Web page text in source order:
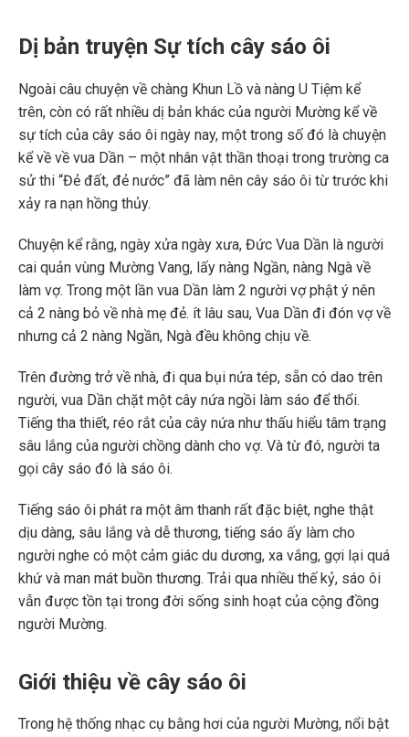
Dị bản truyện Sự tích cây sáo ôi
Ngoài câu chuyện về chàng Khun Lồ và nàng U Tiệm kể
trên, còn có rất nhiều dị bản khác của người Mường kể về
sự tích của cây sáo ôi ngày nay, một trong số đó là chuyện
kể về về vua Dần – một nhân vật thần thoại trong trường ca
sử thi “Đẻ đất, đẻ nước” đã làm nên cây sáo ôi từ trước khi
xảy ra nạn hồng thủy.
Chuyện kể rằng, ngày xửa ngày xưa, Đức Vua Dần là người
cai quản vùng Mường Vang, lấy nàng Ngần, nàng Ngà về
làm vợ. Trong một lần vua Dần làm 2 người vợ phật ý nên
cả 2 nàng bỏ về nhà mẹ đẻ. ít lâu sau, Vua Dần đi đón vợ về
nhưng cả 2 nàng Ngần, Ngà đều không chịu về.
Trên đường trở về nhà, đi qua bụi nứa tép, sẵn có dao trên
người, vua Dần chặt một cây nứa ngồi làm sáo để thổi.
Tiếng tha thiết, réo rắt của cây nứa như thấu hiểu tâm trạng
sâu lắng của người chồng dành cho vợ. Và từ đó, người ta
gọi cây sáo đó là sáo ôi.
Tiếng sáo ôi phát ra một âm thanh rất đặc biệt, nghe thật
dịu dàng, sâu lắng và dễ thương, tiếng sáo ấy làm cho
người nghe có một cảm giác du dương, xa vắng, gợi lại quá
khứ và man mát buồn thương. Trải qua nhiều thế kỷ, sáo ôi
vẫn được tồn tại trong đời sống sinh hoạt của cộng đồng
người Mường.
Giới thiệu về cây sáo ôi
Trong hệ thống nhạc cụ bằng hơi của người Mường, nổi bật